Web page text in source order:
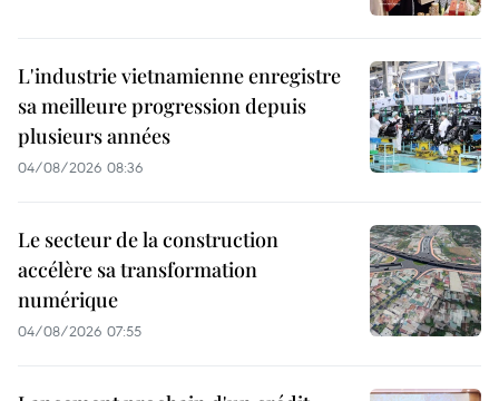
L'industrie vietnamienne enregistre
sa meilleure progression depuis
plusieurs années
04/08/2026 08:36
Le secteur de la construction
accélère sa transformation
numérique
04/08/2026 07:55